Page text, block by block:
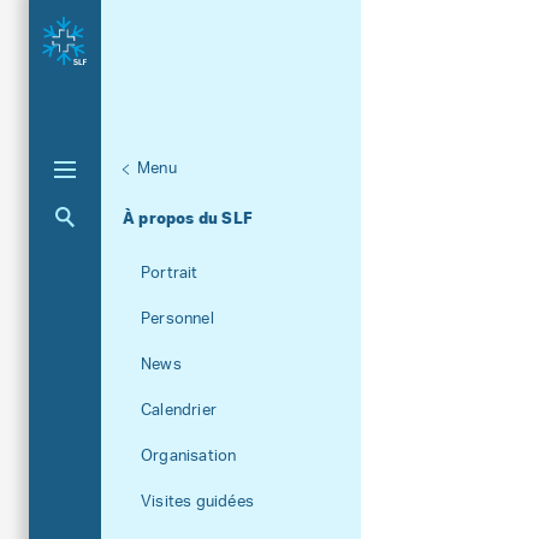
Menu
À propos du SLF
Aktuelle Navigation
Portrait
Personnel
News
Calendrier
Organisation
Visites guidées